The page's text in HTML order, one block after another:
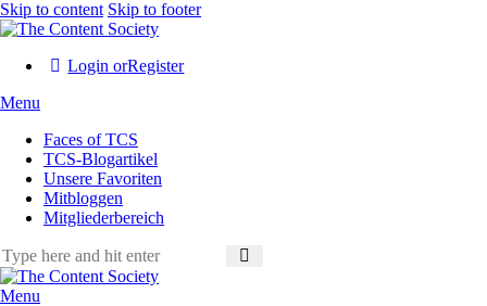
Skip to content Skip to footer
Login orRegister
Menu
Faces of TCS
TCS-Blogartikel
Unsere Favoriten
Mitbloggen
Mitgliederbereich
Menu